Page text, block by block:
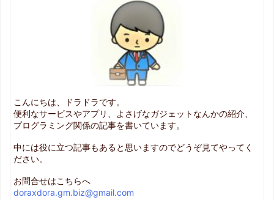
こんにちは、ドラドラです。
便利なサービスやアプリ、よさげなガジェットなんかの紹介、
プログラミング関係の記事を書いています。
中には役に立つ記事もあると思いますのでどうぞ見てやってく
ださい。
お問合せはこちらへ
doraxdora.gm.biz@gmail.com